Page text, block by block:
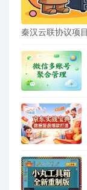
秦汉云联协议项目